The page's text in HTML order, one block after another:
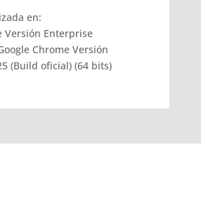
en:
Versión Enterprise
Chrome Versión
(Build oficial) (64 bits)